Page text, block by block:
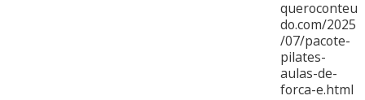
queroconteu
do.com/2025
/07/pacote-
pilates-
aulas-de-
forca-e.html